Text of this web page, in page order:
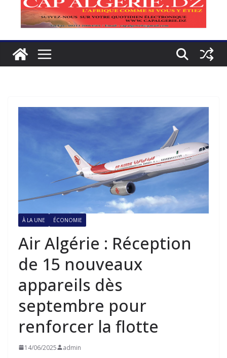
À LA UNE ÉCONOMIE
Air Algérie : Réception
de 15 nouveaux
appareils dès
septembre pour
renforcer la flotte
14/06/2025 admin